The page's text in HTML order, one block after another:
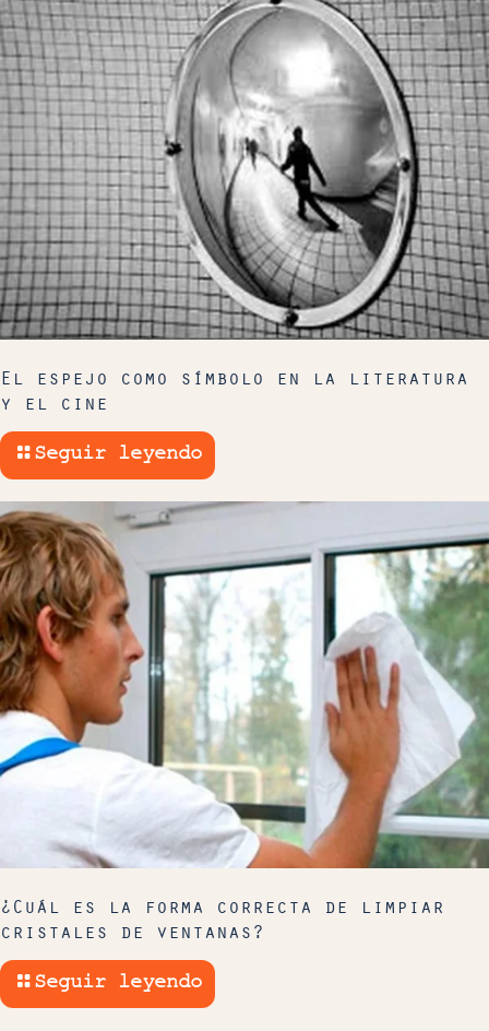
El espejo como símbolo en la literatura
y el cine
Seguir leyendo
¿Cuál es la forma correcta de limpiar
cristales de ventanas?
Seguir leyendo